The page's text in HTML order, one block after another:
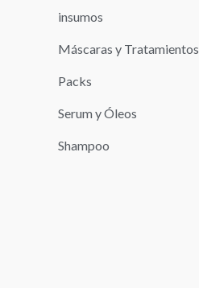
insumos
Máscaras y Tratamientos
Packs
Serum y Óleos
Shampoo